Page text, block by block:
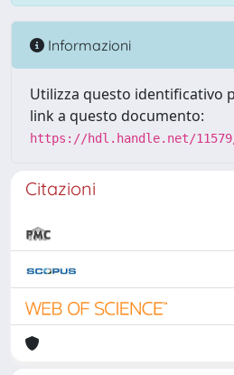
Informazioni
Utilizza questo identificativo
link a questo documento:
https://hdl.handle.net/
Citazioni